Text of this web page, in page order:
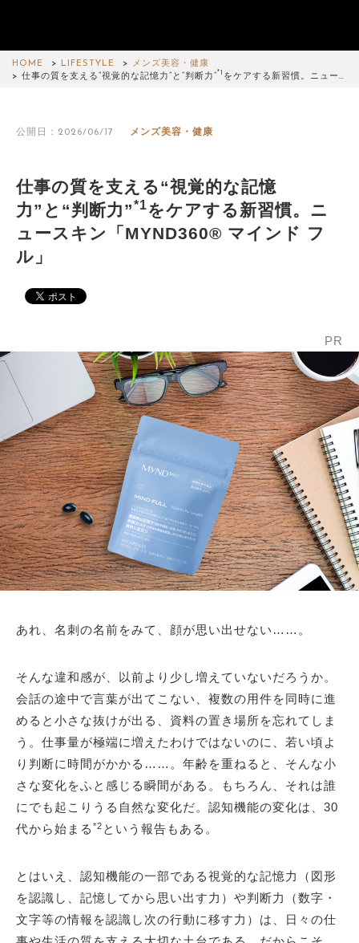
HOME LIFESTYLE
メンズ美容・健康
仕事の質を支える“視覚的な記憶力”と“判断力”*1 をケアする新習慣。ニュー…
公開日：2026/06/17 メンズ美容・健康
仕事の質を支える“視覚的な記憶
力”と“判断力”*1をケアする新習慣。ニ
ュースキン「MYND360® マインド フ
ル」
PR
あれ、名刺の名前をみて、顔が思い出せない……。
そんな違和感が、以前より少し増えていないだろうか。
会話の途中で言葉が出てこない、複数の用件を同時に進
めると小さな抜けが出る、資料の置き場所を忘れてしま
う。仕事量が極端に増えたわけではないのに、若い頃よ
り判断に時間がかかる……。年齢を重ねると、そんな小
さな変化をふと感じる瞬間がある。もちろん、それは誰
にでも起こりうる自然な変化だ。認知機能の変化は、30
代から始まる *2 という報告もある。
とはいえ、認知機能の一部である視覚的な記憶力（図形
を認識し、記憶してから思い出す力）や判断力（数字・
文字等の情報を認識し次の行動に移す力）は、日々の仕